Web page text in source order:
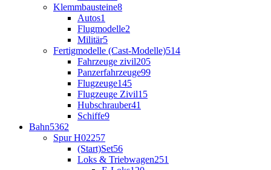
Klemmbausteine8
Autos1
Flugmodelle2
Militär5
Fertigmodelle (Cast-Modelle)514
Fahrzeuge zivil205
Panzerfahrzeuge99
Flugzeuge145
Flugzeuge Zivil15
Hubschrauber41
Schiffe9
Bahn5362
Spur H02257
(Start)Set56
Loks & Triebwagen251